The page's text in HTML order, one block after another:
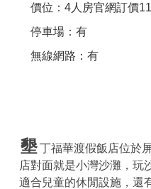
價位：4人房官網訂價
停車場：有
無線網路：有
墾丁福華渡假飯店位於
店對面就是小灣沙灘，玩
適合兒童的休閒設施，還